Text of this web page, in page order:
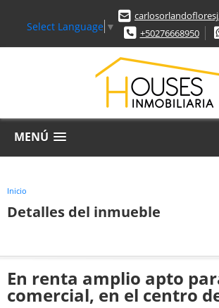
Select Language ▼
+50276668950
MENÚ
Inicio
Detalles del inmueble
En renta amplio apto
comercial, en el centro